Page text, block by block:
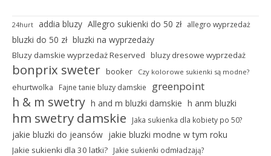
24hurt addia bluzy Allegro sukienki do 50 zł allegro wyprzedaż
bluzki do 50 zł bluzki na wyprzedaży
Bluzy damskie wyprzedaż Reserved bluzy dresowe wyprzedaż
bonprix sweter booker Czy kolorowe sukienki są modne?
ehurtwolka Fajne tanie bluzy damskie greenpoint
h & m swetry h and m bluzki damskie h anm bluzki
hm swetry damskie Jaka sukienka dla kobiety po 50?
jakie bluzki do jeansów jakie bluzki modne w tym roku
Jakie sukienki dla 30 latki?
Jakie sukienki odmładzają?